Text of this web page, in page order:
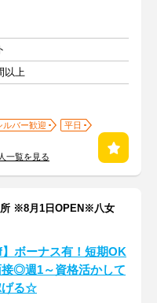
以上
ルバー歓迎
平日
一覧を見る
所 ※8月1日OPEN※八女
】ボーナス有！短期OK
接◎週1～資格活かして
げる☆